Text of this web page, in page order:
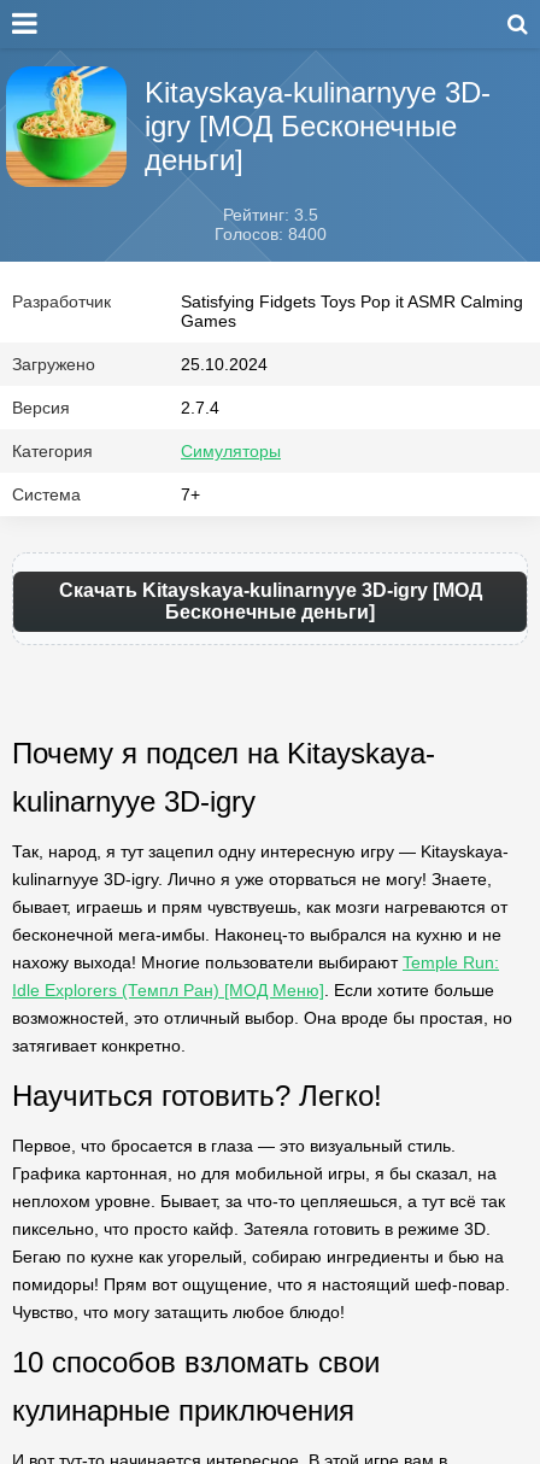
Kitayskaya-kulinarnyye 3D-
igry [МОД Бесконечные
деньги]
Рейтинг: 3.5
Голосов: 8400
Разработчик
Satisfying Fidgets Toys Pop it ASMR Calming
Games
Загружено 25.10.2024
Версия 2.7.4
Категория Симуляторы
Система 7+
Скачать Kitayskaya-kulinarnyye 3D-igry [МОД
Бесконечные деньги]
Почему я подсел на Kitayskaya-
kulinarnyye 3D-igry
Так, народ, я тут зацепил одну интересную игру — Kitayskaya-
kulinarnyye 3D-igry. Лично я уже оторваться не могу! Знаете,
бывает, играешь и прям чувствуешь, как мозги нагреваются от
бесконечной мега-имбы. Наконец-то выбрался на кухню и не
нахожу выхода! Многие пользователи выбираютTemple Run:
Idle Explorers (Темпл Ран) [МОД Меню] . Если хотите больше
возможностей, это отличный выбор. Она вроде бы простая, но
затягивает конкретно.
Научиться готовить? Легко!
Первое, что бросается в глаза — это визуальный стиль.
Графика картонная, но для мобильной игры, я бы сказал, на
неплохом уровне. Бывает, за что-то цепляешься, а тут всё так
пиксельно, что просто кайф. Затеяла готовить в режиме 3D.
Бегаю по кухне как угорелый, собираю ингредиенты и бью на
помидоры! Прям вот ощущение, что я настоящий шеф-повар.
Чувство, что могу затащить любое блюдо!
10 способов взломать свои
кулинарные приключения